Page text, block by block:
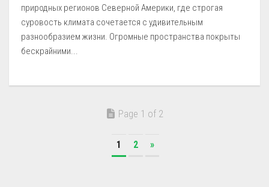
природных регионов Северной Америки, где строгая
суровость климата сочетается с удивительным
разнообразием жизни. Огромные пространства покрыты
бескрайними...
Page 1 of 2
1 2 »